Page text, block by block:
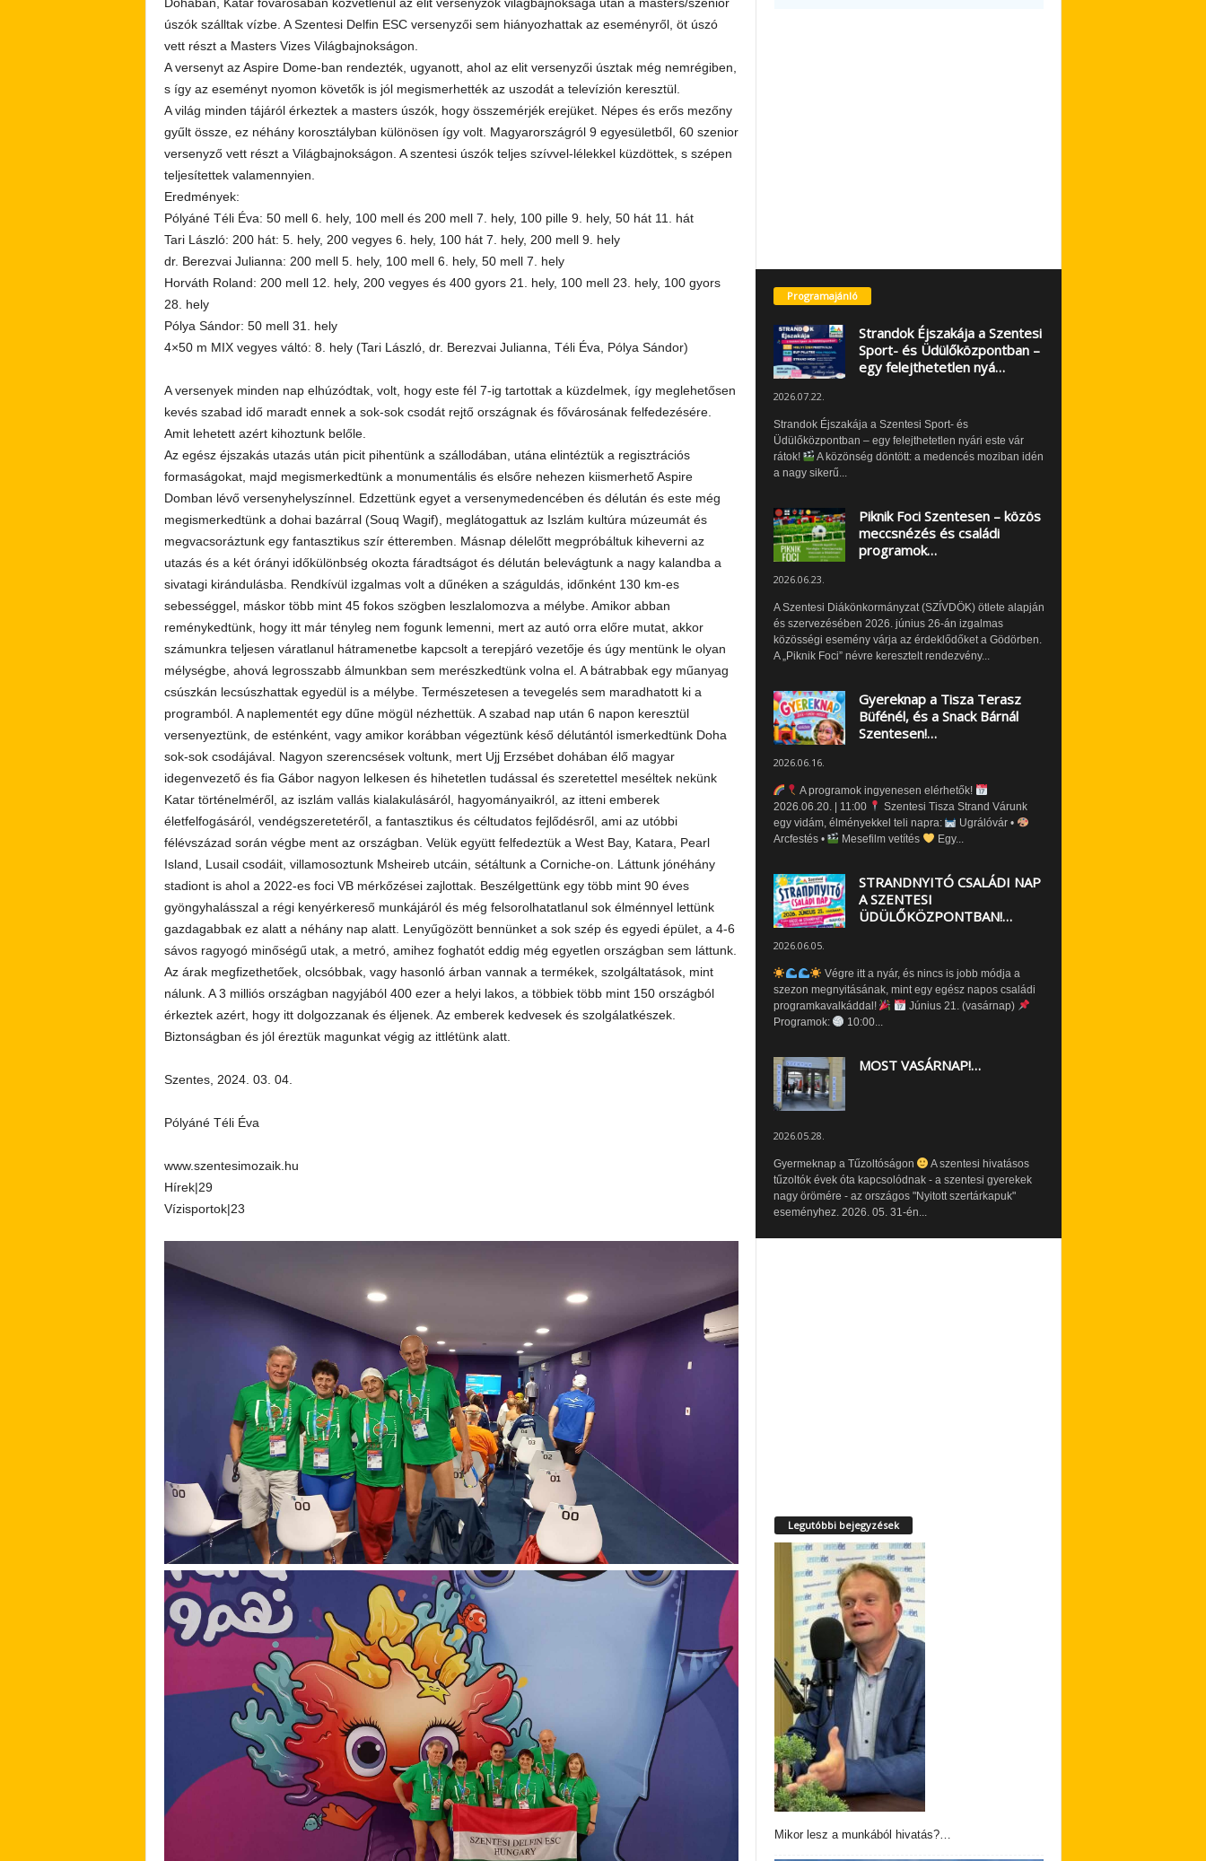
úszók szálltak vízbe. A Szentesi Delfin ESC versenyzői sem hiányozhattak az eseményről, öt úszó
vett részt a Masters Vizes Világbajnokságon.
A versenyt az Aspire Dome-ban rendezték, ugyanott, ahol az elit versenyzői úsztak még nemrégiben,
s így az eseményt nyomon követők is jól megismerhették az uszodát a televízión keresztül.
A világ minden tájáról érkeztek a masters úszók, hogy összemérjék erejüket. Népes és erős mezőny
gyűlt össze, ez néhány korosztályban különösen így volt. Magyarországról 9 egyesületből, 60 szenior
versenyző vett részt a Világbajnokságon. A szentesi úszók teljes szívvel-lélekkel küzdöttek, s szépen
teljesítettek valamennyien.
Eredmények:
Pólyáné Téli Éva: 50 mell 6. hely, 100 mell és 200 mell 7. hely, 100 pille 9. hely, 50 hát 11. hát
Tari László: 200 hát: 5. hely, 200 vegyes 6. hely, 100 hát 7. hely, 200 mell 9. hely
dr. Berezvai Julianna: 200 mell 5. hely, 100 mell 6. hely, 50 mell 7. hely
Horváth Roland: 200 mell 12. hely, 200 vegyes és 400 gyors 21. hely, 100 mell 23. hely, 100 gyors
28. hely
Pólya Sándor: 50 mell 31. hely
4×50 m MIX vegyes váltó: 8. hely (Tari László, dr. Berezvai Julianna, Téli Éva, Pólya Sándor)
A versenyek minden nap elhúzódtak, volt, hogy este fél 7-ig tartottak a küzdelmek, így meglehetősen
kevés szabad idő maradt ennek a sok-sok csodát rejtő országnak és fővárosának felfedezésére.
Amit lehetett azért kihoztunk belőle.
Az egész éjszakás utazás után picit pihentünk a szállodában, utána elintéztük a regisztrációs
formaságokat, majd megismerkedtünk a monumentális és elsőre nehezen kiismerhető Aspire
Domban lévő versenyhelyszínnel. Edzettünk egyet a versenymedencében és délután és este még
megismerkedtünk a dohai bazárral (Souq Wagif), meglátogattuk az Iszlám kultúra múzeumát és
megvacsoráztunk egy fantasztikus szír étteremben. Másnap délelőtt megpróbáltuk kiheverni az
utazás és a két órányi időkülönbség okozta fáradtságot és délután belevágtunk a nagy kalandba a
sivatagi kirándulásba. Rendkívül izgalmas volt a dűnéken a száguldás, időnként 130 km-es
sebességgel, máskor több mint 45 fokos szögben leszlalomozva a mélybe. Amikor abban
reménykedtünk, hogy itt már tényleg nem fogunk lemenni, mert az autó orra előre mutat, akkor
számunkra teljesen váratlanul hátramenetbe kapcsolt a terepjáró vezetője és úgy mentünk le olyan
mélységbe, ahová legrosszabb álmunkban sem merészkedtünk volna el. A bátrabbak egy műanyag
csúszkán lecsúszhattak egyedül is a mélybe. Természetesen a tevegelés sem maradhatott ki a
programból. A naplementét egy dűne mögül nézhettük. A szabad nap után 6 napon keresztül
versenyeztünk, de esténként, vagy amikor korábban végeztünk késő délutántól ismerkedtünk Doha
sok-sok csodájával. Nagyon szerencsések voltunk, mert Ujj Erzsébet dohában élő magyar
idegenvezető és fia Gábor nagyon lelkesen és hihetetlen tudással és szeretettel meséltek nekünk
Katar történelméről, az iszlám vallás kialakulásáról, hagyományaikról, az itteni emberek
életfelfogásáról, vendégszeretetéről, a fantasztikus és céltudatos fejlődésről, ami az utóbbi
félévszázad során végbe ment az országban. Velük együtt felfedeztük a West Bay, Katara, Pearl
Island, Lusail csodáit, villamosoztunk Msheireb utcáin, sétáltunk a Corniche-on. Láttunk jónéhány
stadiont is ahol a 2022-es foci VB mérkőzései zajlottak. Beszélgettünk egy több mint 90 éves
gyöngyhalásszal a régi kenyérkereső munkájáról és még felsorolhatatlanul sok élménnyel lettünk
gazdagabbak ez alatt a néhány nap alatt. Lenyűgözött bennünket a sok szép és egyedi épület, a 4-6
sávos ragyogó minőségű utak, a metró, amihez foghatót eddig még egyetlen országban sem láttunk.
Az árak megfizethetőek, olcsóbbak, vagy hasonló árban vannak a termékek, szolgáltatások, mint
nálunk. A 3 milliós országban nagyjából 400 ezer a helyi lakos, a többiek több mint 150 országból
érkeztek azért, hogy itt dolgozzanak és éljenek. Az emberek kedvesek és szolgálatkészek.
Biztonságban és jól éreztük magunkat végig az ittlétünk alatt.
Szentes, 2024. 03. 04.
Pólyáné Téli Éva
www.szentesimozaik.hu
Hírek|29
Vízisportok|23
Programajánló
Strandok Éjszakája a Szentesi
Sport- és Üdülőközpontban –
egy felejthetetlen nyá…
2026.07.22.
Strandok Éjszakája a Szentesi Sport- és
Üdülőközpontban – egy felejthetetlen nyári este vár
rátok!
A közönség döntött: a medencés moziban idén
a nagy sikerű...
Piknik Foci Szentesen – közös
meccsnézés és családi
programok…
2026.06.23.
A Szentesi Diákönkormányzat (SZÍVDÖK) ötlete alapján
és szervezésében 2026. június 26-án izgalmas
közösségi esemény várja az érdeklődőket a Gödörben.
A „Piknik Foci” névre keresztelt rendezvény...
Gyereknap a Tisza Terasz
Büfénél, és a Snack Bárnál
Szentesen!…
2026.06.16.
A programok ingyenesen elérhetők!
2026.06.20. | 11:00
Szentesi Tisza Strand Várunk
egy vidám, élményekkel teli napra:
Ugrálóvár •
Arcfestés •
Mesefilm vetítés Egy...
STRANDNYITÓ CSALÁDI NAP
A SZENTESI
ÜDÜLŐKÖZPONTBAN!…
2026.06.05.
Végre itt a nyár, és nincs is jobb módja a
szezon megnyitásának, mint egy egész napos családi
programkavalkáddal!
Június 21. (vasárnap)
Programok:
10:00...
MOST VASÁRNAP!…
2026.05.28.
Gyermeknap a Tűzoltóságon
A szentesi hivatásos
tűzoltók évek óta kapcsolódnak - a szentesi gyerekek
nagy örömére - az országos "Nyitott szertárkapuk"
eseményhez. 2026. 05. 31-én...
Legutóbbi bejegyzések
Mikor lesz a munkából hivatás?…